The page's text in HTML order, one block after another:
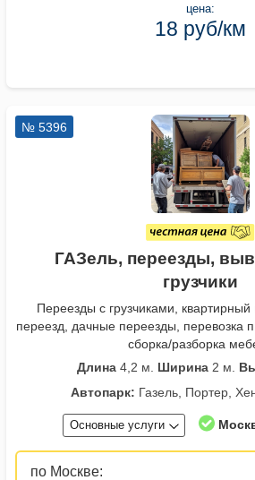
цена:
18 руб/км
№ 5396
ГАЗель, переезды,
грузчики
Переезды с грузчиками,
переезд, дачные переезды, перевозка
сборка/разборка
Длина4,2 м. Ширина2 м.
Автопарк: Газель, Портер,
Основные услуги
по Москве: